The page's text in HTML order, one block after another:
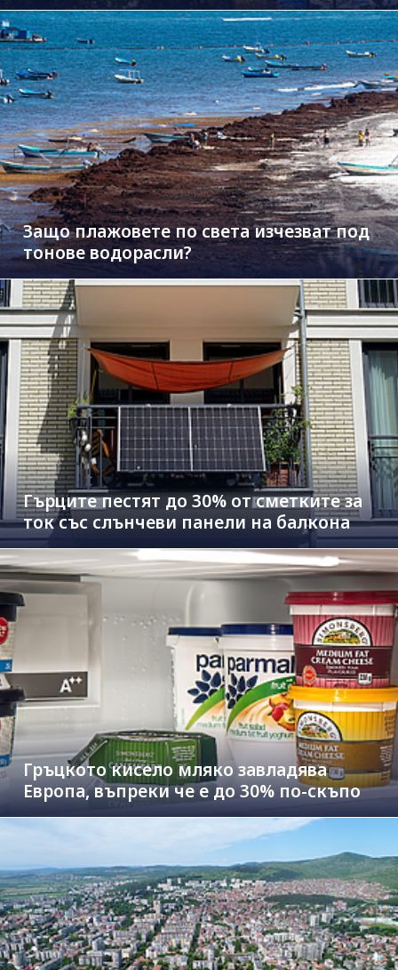
Защо плажовете по света изчезват под
тонове водорасли?
Гърците пестят до 30% от сметките за
ток със слънчеви панели на балкона
Гръцкото кисело мляко завладява
Европа, въпреки че е до 30% по-скъпо